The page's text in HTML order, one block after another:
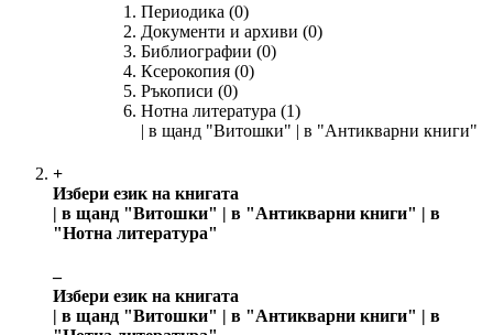
Периодика (0)
Документи и архиви (0)
Библиографии (0)
Ксерокопия (0)
Ръкописи (0)
Нотна литература (1)
| в щанд "Витошки" | в "Антикварни книги"
+
Избери език на книгата
| в щанд "Витошки" | в "Антикварни книги" | в
"Нотна литература"
‒
Избери език на книгата
| в щанд "Витошки" | в "Антикварни книги" | в